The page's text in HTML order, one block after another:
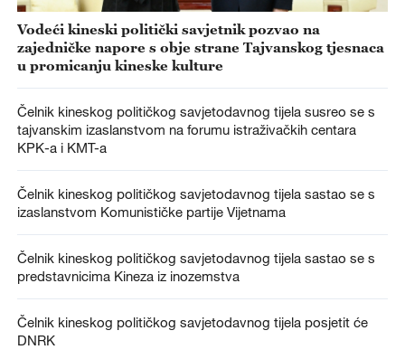
Vodeći kineski politički savjetnik pozvao na
zajedničke napore s obje strane Tajvanskog tjesnaca
u promicanju kineske kulture
Čelnik kineskog političkog savjetodavnog tijela susreo se s
tajvanskim izaslanstvom na forumu istraživačkih centara
KPK-a i KMT-a
Čelnik kineskog političkog savjetodavnog tijela sastao se s
izaslanstvom Komunističke partije Vijetnama
Čelnik kineskog političkog savjetodavnog tijela sastao se s
predstavnicima Kineza iz inozemstva
Čelnik kineskog političkog savjetodavnog tijela posjetit će
DNRK